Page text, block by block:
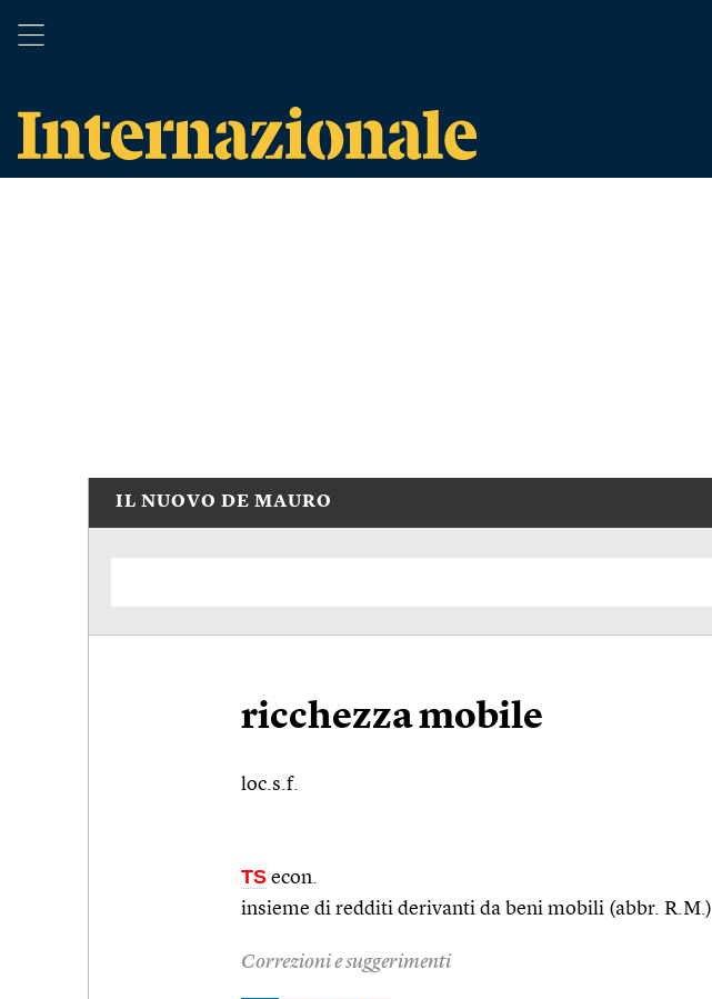
IL NUOVO DE MAURO
ricchezza mobile
loc.s.f.
TS econ.
insieme di redditi derivanti da beni mobili (abbr. R.M.)
Correzioni e suggerimenti